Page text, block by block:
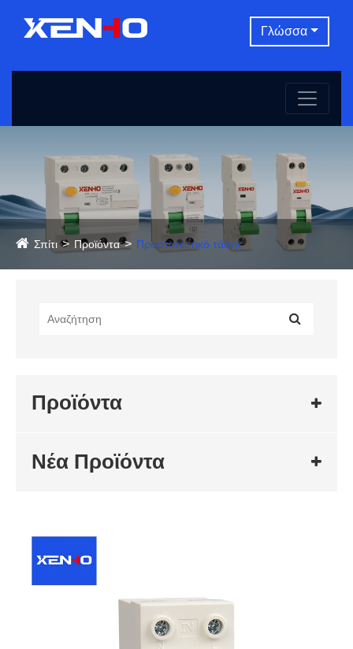
Γλώσσα
Σπίτι Προϊόντα Προστατευτικό τάσης
Προϊόντα
Νέα Προϊόντα